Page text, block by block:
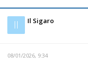
Il Il Sigaro
08/01/2026, 9:34